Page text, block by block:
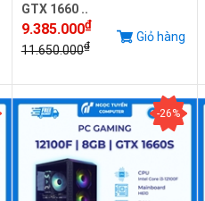
GTX 1660 ..
9.385.000₫
11.650.000₫
Giỏ hàng
-26%